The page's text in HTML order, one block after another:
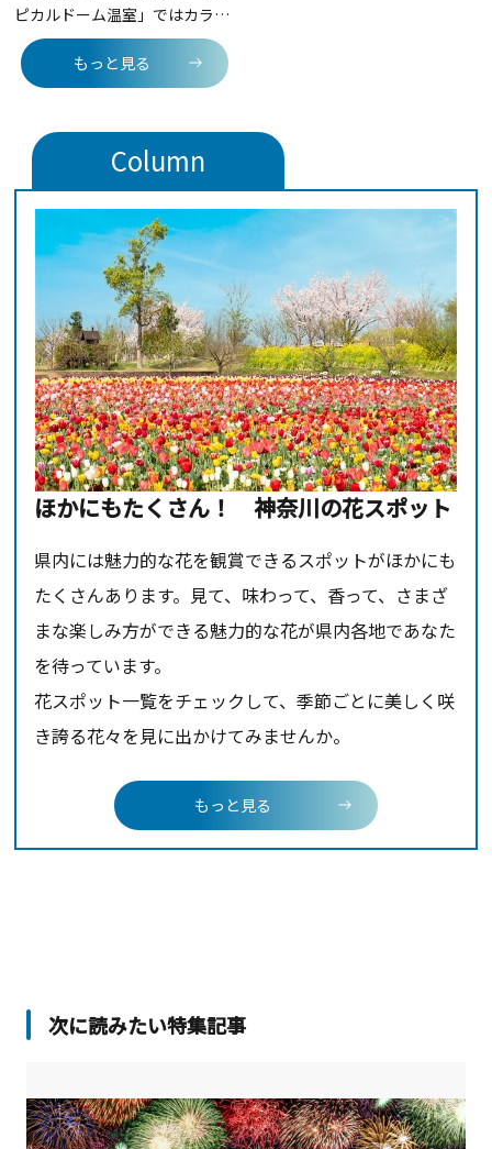
ームもあるので、緑が気持ち良
味わうことができます。
ピカルドーム温室」ではカラフ
ルな熱帯植物や果樹が栽培され
ており、南国気分を味わえま
す。3月～5月に開花する「ヒス
に美しく、神秘的な華に思わず
うっとり。見頃の時期には温室
内に約300個以上もの花穂が垂
れ下がります。テイクアウトカ
フェ「ハイビスカス」でいただ
ける期間限定商品「翡翠のしず
くフロート」も人気です。通常
時も種類豊富なトロピカルジュ
ースをいただけるので、南国ム
ードをもっと満喫したい人にお
すすめです。屋外には約500本
もの梅が観覧できる「渓流の梅
園」や春と秋に見頃を迎える
「バラ園」、「ハナショウブ
池」などがあり、四季折々の花
限定の「おどる噴水」は子ども
達に大人気！家族と友人と訪れ
たい自然豊かな公園です。
もっと見る
Column
ほかにもたくさん！ 神奈川の花スポット
県内には魅力的な花を観賞できるスポットがほかにも
たくさんあります。見て、味わって、香って、さまざ
まな楽しみ方ができる魅力的な花が県内各地であなた
を待っています。
花スポット一覧をチェックして、季節ごとに美しく咲
き誇る花々を見に出かけてみませんか。
もっと見る
次に読みたい特集記事